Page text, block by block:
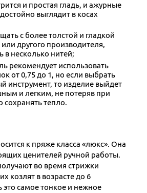
и простая гладь, и ажурные
выглядит в косах
с более толстой и гладкой
другого производителя,
в несколько нитей;
рекомендует использовать
от 0,75 до 1, но если выбрать
инструмент, то изделие выйдет
и легким, не потеряв при
сохранять тепло.
к пряже класса «люкс». Она
ценителей ручной работы.
во время стрижки
козлят в возрасте до 6
это самое тонкое и нежное